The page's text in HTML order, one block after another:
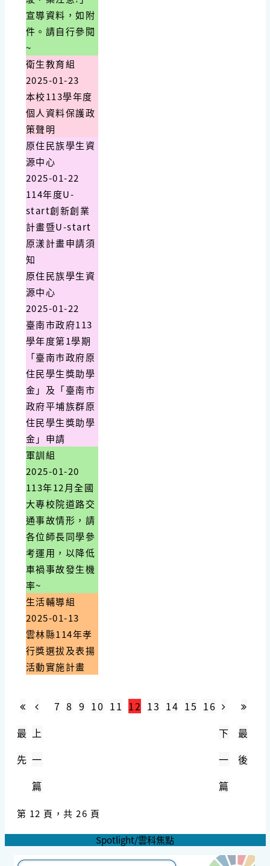
宣導資料，如附
件。請自行參閱
~
衛生教育組
2025-01-23
本校113學年度
個人資料保護政
策聲明
原住民族學生資
源中心
2025-01-22
114年度U-
start創新創業
計畫暨U-start
原漾計畫申請須
知
原住民族學生資
源中心
2025-01-22
臺南市政府113
學年度第1學期
「臺南市政府原
住民學生獎助學
金」及「臺南市
政府平埔族群原
住民學生獎助學
金」申請
軍訓組
2025-01-20
113年12月全國
大專校院道路交
通事故情形，請
各位師長同學參
考運用，以降低
車禍事故發生機
率~
生活輔導組
2025-01-13
雲林縣114年孝
行獎選拔及表揚
活動實施計畫
最
先
上
一
篇
7 8 9 10 11 12 13 14 15 16
下
一
篇
最
後
第 12 頁，共 26 頁
Spotlight/雲科焦點